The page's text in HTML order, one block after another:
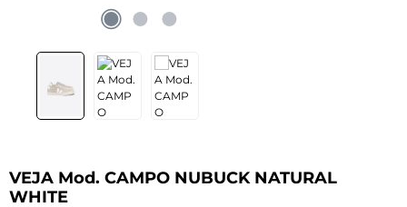
VEJA Mod. CAMPO NUBUCK NATURAL
WHITE